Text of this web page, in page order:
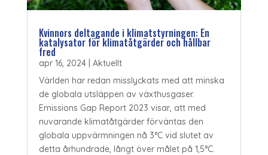
Kvinnors deltagande i klimatstyrningen: En
katalysator för klimatåtgärder och hållbar
fred
apr 16, 2024| Aktuellt
Världen har redan misslyckats med att minska
de globala utsläppen av växthusgaser.
Emissions Gap Report 2023 visar, att med
nuvarande klimatåtgärder förväntas den
globala uppvärmningen nå 3°C vid slutet av
detta århundrade, långt över målet på 1,5°C.